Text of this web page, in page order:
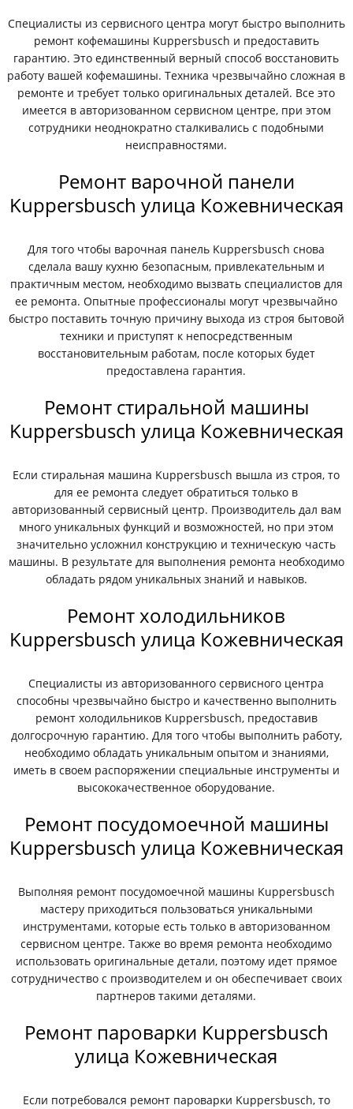
Специалисты из сервисного центра могут быстро выполнить
ремонт кофемашины Kuppersbusch и предоставить
гарантию. Это единственный верный способ восстановить
работу вашей кофемашины. Техника чрезвычайно сложная в
ремонте и требует только оригинальных деталей. Все это
имеется в авторизованном сервисном центре, при этом
сотрудники неоднократно сталкивались с подобными
неисправностями.
Ремонт варочной панели
Kuppersbusch улица Кожевническая
Для того чтобы варочная панель Kuppersbusch снова
сделала вашу кухню безопасным, привлекательным и
практичным местом, необходимо вызвать специалистов для
ее ремонта. Опытные профессионалы могут чрезвычайно
быстро поставить точную причину выхода из строя бытовой
техники и приступят к непосредственным
восстановительным работам, после которых будет
предоставлена гарантия.
Ремонт стиральной машины
Kuppersbusch улица Кожевническая
Если стиральная машина Kuppersbusch вышла из строя, то
для ее ремонта следует обратиться только в
авторизованный сервисный центр. Производитель дал вам
много уникальных функций и возможностей, но при этом
значительно усложнил конструкцию и техническую часть
машины. В результате для выполнения ремонта необходимо
обладать рядом уникальных знаний и навыков.
Ремонт холодильников
Kuppersbusch улица Кожевническая
Специалисты из авторизованного сервисного центра
способны чрезвычайно быстро и качественно выполнить
ремонт холодильников Kuppersbusch, предоставив
долгосрочную гарантию. Для того чтобы выполнить работу,
необходимо обладать уникальным опытом и знаниями,
иметь в своем распоряжении специальные инструменты и
высококачественное оборудование.
Ремонт посудомоечной машины
Kuppersbusch улица Кожевническая
Выполняя ремонт посудомоечной машины Kuppersbusch
мастеру приходиться пользоваться уникальными
инструментами, которые есть только в авторизованном
сервисном центре. Также во время ремонта необходимо
использовать оригинальные детали, поэтому идет прямое
сотрудничество с производителем и он обеспечивает своих
партнеров такими деталями.
Ремонт пароварки Kuppersbusch
улица Кожевническая
Если потребовался ремонт пароварки Kuppersbusch, то